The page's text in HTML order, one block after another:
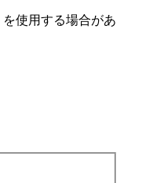
使⽤する場合があ